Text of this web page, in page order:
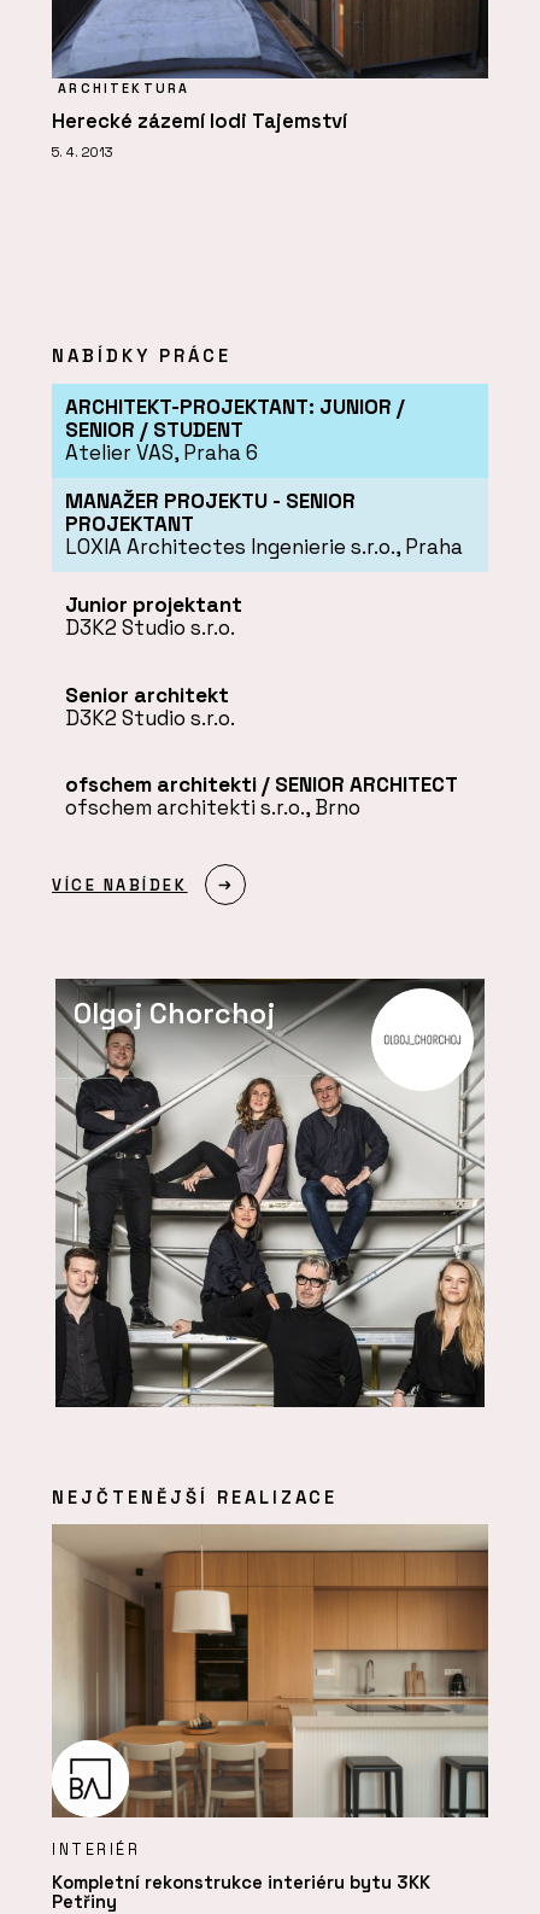
ARCHITEKTURA
Herecké zázemí lodi Tajemství
5. 4. 2013
NABÍDKY PRÁCE
ARCHITEKT-PROJEKTANT: JUNIOR /
SENIOR / STUDENT
Atelier VAS, Praha 6
MANAŽER PROJEKTU - SENIOR
PROJEKTANT
LOXIA Architectes Ingenierie s.r.o., Praha
Junior projektant
D3K2 Studio s.r.o.
Senior architekt
D3K2 Studio s.r.o.
ofschem architekti / SENIOR ARCHITECT
ofschem architekti s.r.o., Brno
VÍCE NABÍDEK
Olgoj Chorchoj
NEJČTENĚJŠÍ REALIZACE
INTERIÉR
Kompletní rekonstrukce interiéru bytu 3KK
Petřiny